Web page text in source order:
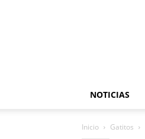
NOTICIAS
Inicio Gatitos